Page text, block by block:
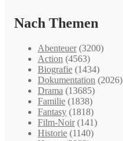
Nach Themen
Abenteuer (3200)
Action (4563)
Biografie (1434)
Dokumentation (2026)
Drama (13685)
Familie (1838)
Fantasy (1818)
Film-Noir (141)
Historie (1140)